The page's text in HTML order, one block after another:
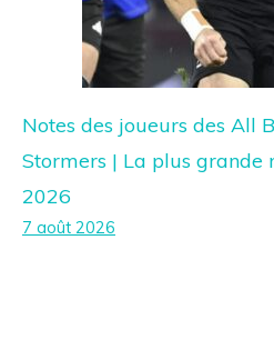
Notes des joueurs des All
Stormers | La plus
2026
7 août 2026